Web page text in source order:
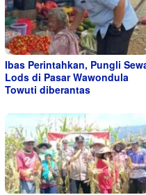
Ibas Perintahkan, Pungli
Lods di Pasar Wawondula
Towuti diberantas